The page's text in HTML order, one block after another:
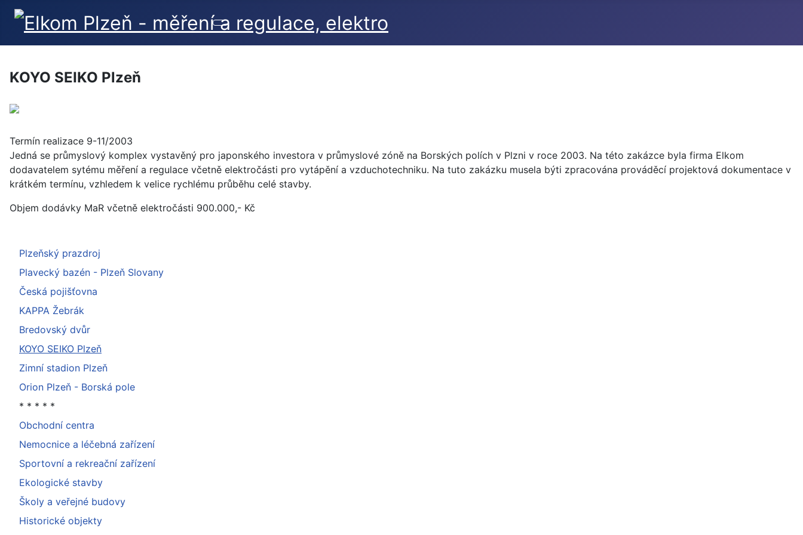
Plzeňský prazdroj
Plavecký bazén - Plzeň Slovany
Česká pojišťovna
KAPPA Žebrák
Bredovský dvůr
KOYO SEIKO Plzeň
Zimní stadion Plzeň
Orion Plzeň - Borská pole
* * * * *
Obchodní centra
Nemocnice a léčebná zařízení
Sportovní a rekreační zařízení
Ekologické stavby
Školy a veřejné budovy
Historické objekty
KOYO SEIKO Plzeň
Termín realizace 9-11/2003
Jedná se průmyslový komplex vystavěný pro japonského investora v průmyslové zóně na Borských polích v Plzni v roce 2003. Na této zakázce byla firma Elkom
dodavatelem sytému měření a regulace včetně elektročásti pro vytápění a vzduchotechniku. Na tuto zakázku musela býti zpracována prováděcí projektová dokumentace v
krátkém termínu, vzhledem k velice rychlému průběhu celé stavby.
Objem dodávky MaR včetně elektročásti 900.000,- Kč